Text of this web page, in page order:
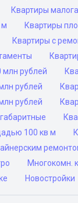
Квартиры
м
Квартиры
Квартиры с
млн рублей
рублей
рублей
100 кв м
Многокомн.
Новостройки